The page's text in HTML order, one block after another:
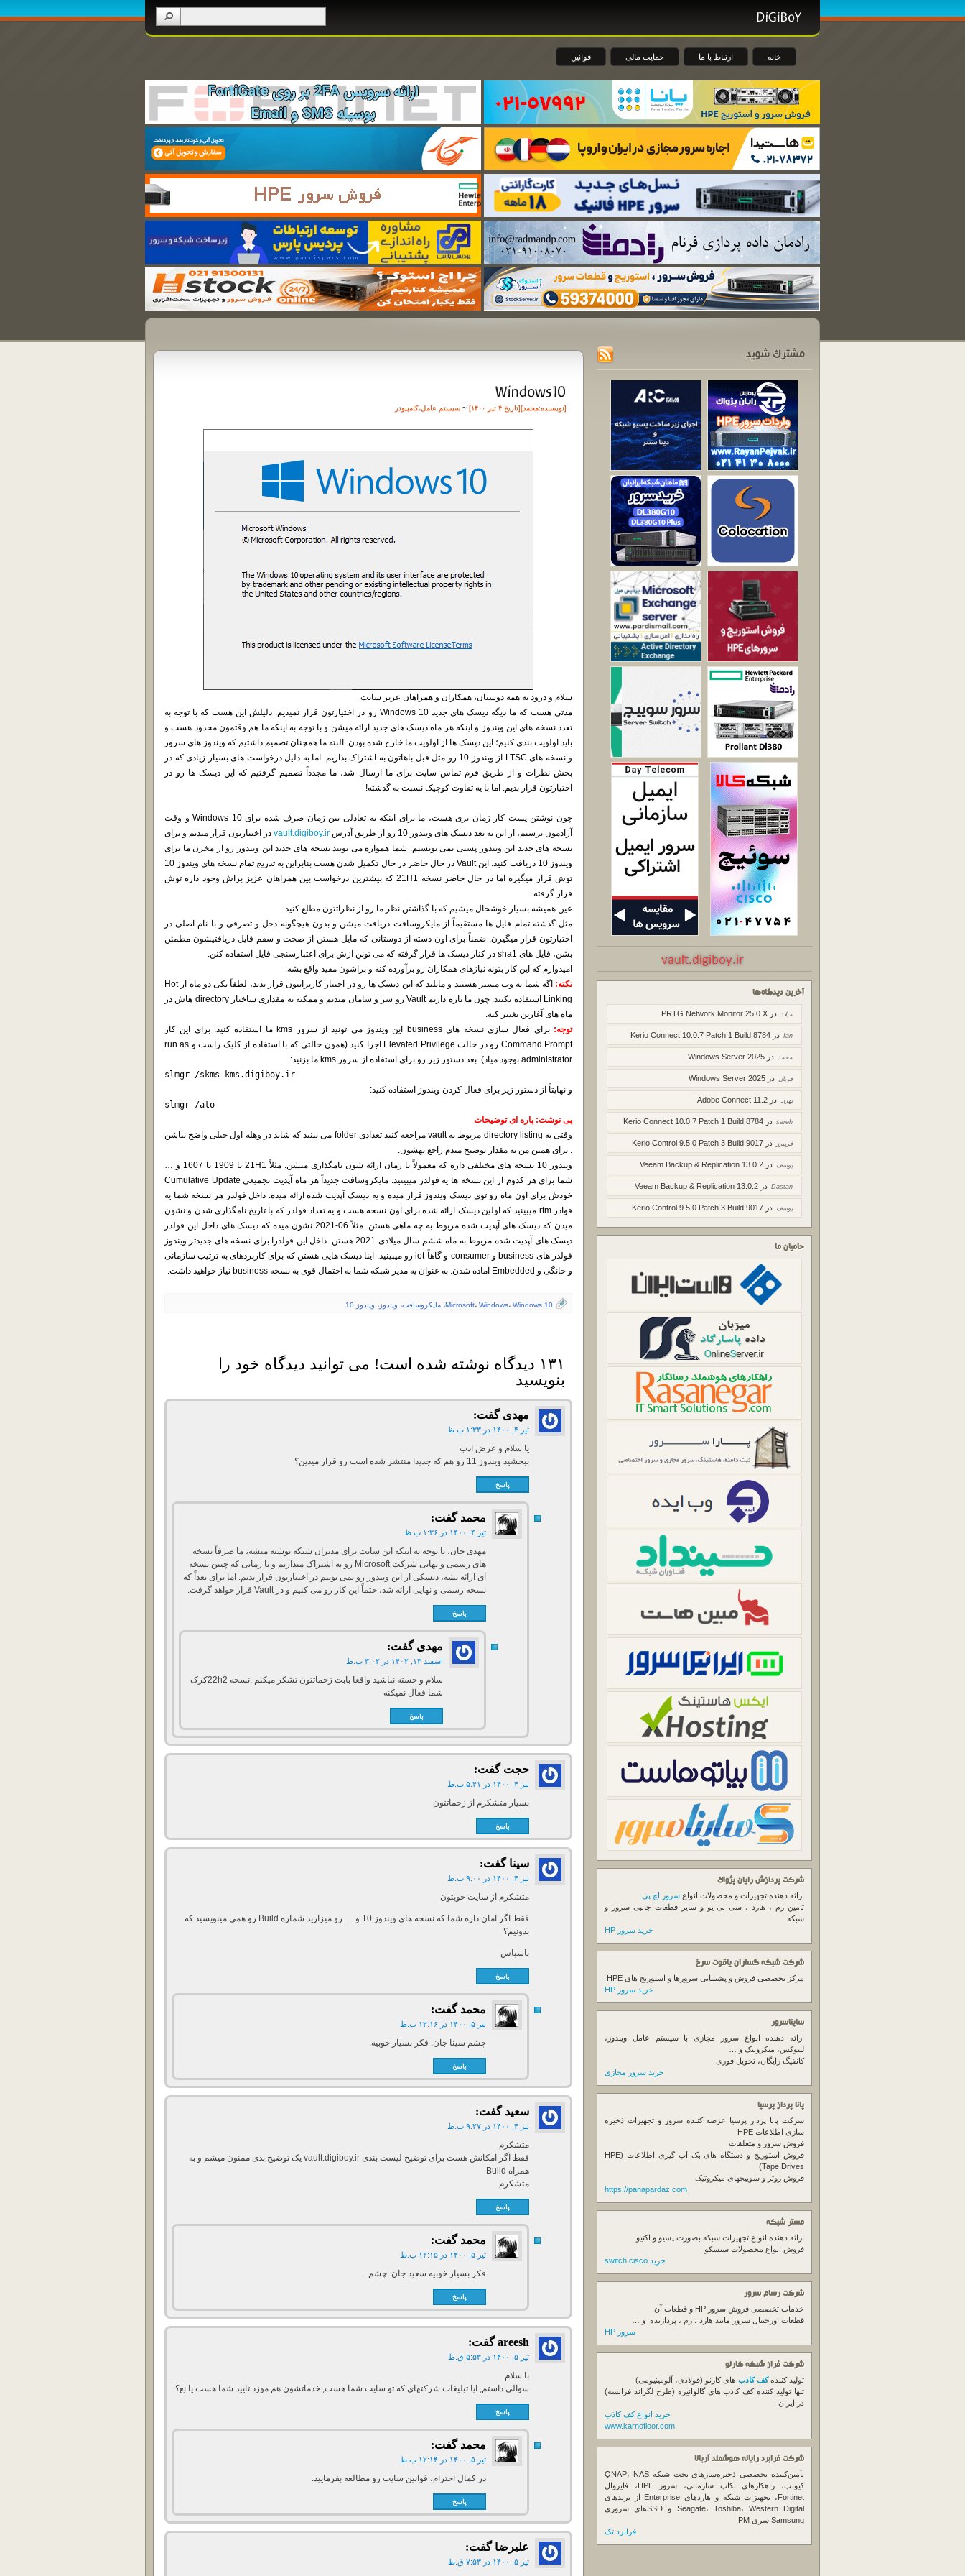
خانه ارتباط با ما حمایت مالی قوانین
آخرین دیدگاه‌ها
میلاد در PRTG Network Monitor 25.0.X
Ian در Kerio Connect 10.0.7 Patch 1 Build 8784
محمد در Windows Server 2025
فریال در Windows Server 2025
بهزاد در Adobe Connect 11.2
sareh در Kerio Connect 10.0.7 Patch 1 Build 8784
فریبرز در Kerio Control 9.5.0 Patch 3 Build 9017
یوسف در Veeam Backup & Replication 13.0.2
Dastan در Veeam Backup & Replication 13.0.2
یوسف در Kerio Control 9.5.0 Patch 3 Build 9017
حامیان ما
شرکت پردازش رایان پژواک
ارائه دهنده تجهیزات و محصولات انواع سرور اچ پی
تامین رم ، هارد ، سی پی یو و سایر قطعات جانبی سرور و
شبکه
خرید سرور HP
شرکت شبکه گستران یاقوت سرخ
مرکز تخصصی فروش و پشتیبانی سرورها و استوریج های HPE
خرید سرور HP
سایناسرور
ارائه دهنده انواع سرور مجازی با سیستم عامل ویندوز،
لینوکس، میکروتیک و …
کانفیگ رایگان، تحویل فوری
خرید سرور مجازی
پانا پرداز پرسیا
شرکت پانا پرداز پرسیا عرضه کننده سرور و تجهیزات ذخیره
سازی اطلاعات HPE
فروش سرور و متعلقات
فروش استوریج و دستگاه های بک آپ گیری اطلاعات (HPE
Tape Drives)
فروش روتر و سوییچهای میکروتیک
https://panapardaz.com
مستر شبکه
ارائه دهنده انواع تجهیزات شبکه بصورت پسیو و اکتیو
فروش انواع محصولات سیسکو
خرید switch cisco
شرکت رسام سرور
خدمات تخصصی فروش سرور
قطعات اورجینال سرور مانند هارد ، رم ، پردازنده و …
سرور HP
شرکت فراز شبکه کارنو
تولید کنندهکف کاذب های کارنو (فولادی، آلومینیومی)
تنها تولید کننده کف کاذب های گالوانیزه (طرح لگراند فرانسه)
در ایران
خرید انواع کف کاذب
www.karnofloor.com
شرکت فرابرد رایانه هوشمند آریانا
تأمین‌کننده تخصصی ذخیره‌سازهای تحت شبکه QNAP، NAS
کیونپ، راهکارهای بکاپ سازمانی، سرور HPE، فایروال
Fortinet، تجهیزات شبکه و هاردهای Enterprise از برندهای
Seagate، Toshiba، Western Digital و SSDهای سروری
Samsung سری PM.
فرابرد تک
[نویسنده:محمد][تاريخ:۴ تیر ۱۴۰۰] ~ سیستم عامل،کامپیوتر
سلام و درود به همه دوستان، همکاران و همراهان عزیز سایت
مدتی هست که ما دیگه دیسک های جدید Windows 10 رو در اختیارتون قرار نمیدیم. دلیلش این هست که با توجه به
تعدد نسخه های این ویندوز و اینکه هر ماه دیسک های جدید ارائه میشن و با توجه به اینکه ما هم وقتمون محدود هست و
باید اولویت بندی کنیم؛ این دیسک ها از اولویت ما خارج شده بودن. البته ما همچنان تصمیم داشتیم که ویندوز های سرور
و نسخه های LTSC از ویندوز 10 رو مثل قبل باهاتون به اشتراک بذاریم. اما به دلیل درخواست های بسیار زیادی که در
بخش نظرات و از طریق فرم تماس سایت برای ما ارسال شد، ما مجدداً تصمیم گرفتیم که این دیسک ها رو در
اختیارتون قرار بدیم. اما با یه تفاوت کوچیک نسبت به گذشته!
چون نوشتن پست کار زمان بری هست، ما برای اینکه به تعادلی بین زمان صرف شده برای Windows 10 و وقت
آزادمون برسیم، از این به بعد دیسک های ویندوز 10 رو از طریق آدرس
vault.digiboy.ir در اختیارتون قرار میدیم و برای
نسخه های جدید این ویندوز پستی نمی نویسیم. شما همواره می تونید نسخه های جدید این ویندوز رو از مخزن ما برای
ویندوز 10 دریافت کنید. این Vault در حال حاضر در حال تکمیل شدن هست بنابراین به تدریج تمام نسخه های ویندوز 10
توش قرار میگیره اما در حال حاضر نسخه 21H1 که بیشترین درخواست بین همراهان عزیز براش وجود داره توش
قرار گرفته.
عین همیشه بسیار خوشحال میشیم که با گذاشتن نظر ما رو از نظراتتون مطلع کنید.
مثل گذشته تمام فایل ها مستقیماً از مایکروسافت دریافت میشن و بدون هیچگونه دخل و تصرفی و با نام اصلی در
اختیارتون قرار میگیرن. ضمناً برای اون دسته از دوستانی که مایل هستن از صحت و سقم فایل دریافتیشون مطمئن
بشن، فایل های sha1 در کنار دیسک ها قرار گرفته که می تونن ازش برای اعتبارسنجی فایل استفاده کنن.
امیدوارم که این کار بتونه نیازهای همکاران رو برآورده کنه و براشون مفید واقع بشه.
نکته:
اگه شما یه وب مستر هستید و مایلید که این دیسک ها رو در اختیار کاربرانتون قرار بدید، لطفاً یکی دو ماه از Hot
Linking استفاده نکنید. چون ما تازه داریم Vault رو سر و سامان میدیم و ممکنه یه مقداری ساختار directory هاش در
ماه های آغازین تغییر کنه.
توجه:
برای فعال سازی نسخه های business این ویندوز می تونید از سرور kms ما استفاده کنید. برای این کار
Command Prompt رو در حالت Elevated Privilege اجرا کنید (همون حالتی که با استفاده از کلیک راست و run as
administrator بوجود میاد). بعد دستور زیر رو برای استفاده از سرور kms ما بزنید:
slmgr /skms kms.digiboy.ir
و نهایتاً از دستور زیر برای فعال کردن ویندوز استفاده کنید:
slmgr /ato
پی نوشت: پاره ای توضیحات
وقتی به directory listing مربوط به vault مراجعه کنید تعدادی folder می بینید که شاید در وهله اول خیلی واضح نباشن
. برای همین من یه مقدار توضیح میدم راجع بهشون.
ویندوز 10 نسخه های مختلفی داره که معمولاً با زمان ارائه شون نامگذاری میشن. مثلاً 21H1 یا 1909 یا 1607 و …
شما برای هر کدوم از این نسخه ها یه فولدر میبینید. مایکروسافت جدیداً هر ماه آپدیت تجمیعی Cumulative Update
خودش برای اون ماه رو توی دیسک ویندوز قرار میده و یه دیسک آپدیت شده ارائه میده. داخل فولدر هر نسخه شما یه
فوادر rtm میبینید که اولین دیسک ارائه شده برای اون نسخه هست و یه تعداد فولدر که با تاریخ نامگذاری شدن و نشون
میدن که دیسک های آپدیت شده مربوط به چه ماهی هستن. مثلاً 06-2021 نشون میده که دیسک های داخل این فولدر
دیسک های آپدیت شده مربوط به ماه ششم سال میلادی 2021 هستن. داخل این فولدرا برای نسخه های جدیدتر ویندوز
فولدر های business و consumer و گاهاً iot رو میبینید. اینا دیسک هایی هستن که برای کاربردهای به ترتیب سازمانی
و خانگی و Embedded آماده شدن. به عنوان یه مدیر شبکه شما به احتمال قوی به نسخه business نیاز خواهید داشت.
Microsoft، Windows، Windows 10 ، مایکروسافت، ویندوز ، ویندوز 10
۱۳۱ دیدگاه نوشته شده است! می توانید دیدگاه خود را
بنویسید
مهدی گفت:
تیر ۴, ۱۴۰۰ در ۱:۳۳ ب.ظ
یا سلام و عرض ادب
ببخشید ویندوز 11 رو هم که جدیدا منتشر شده است رو قرار میدین؟
پاسخ
محمد گفت:
تیر ۴, ۱۴۰۰ در ۱:۳۶ ب.ظ
مهدی جان، با توجه به اینکه این سایت برای مدیران شبکه نوشته میشه، ما صرفاً نسخه
های رسمی و نهایی شرکت Microsoft رو به اشتراک میذاریم و تا زمانی که چنین نسخه
ای ارائه نشه، دیسکی از این ویندوز رو نمی تونیم در اختیارتون قرار بدیم. اما برای بعداً که
نسخه رسمی و نهایی ارائه شد، حتماً این کار رو می کنیم و در Vault قرار خواهد گرفت.
پاسخ
مهدی گفت:
اسفند ۱۳, ۱۴۰۲ در ۳:۰۲ ب.ظ
سلام و خسته نباشید واقعا بابت زحماتتون تشکر میکنم .نسخه 22h2کرک
شما فعال نمیکنه
پاسخ
حجت گفت:
تیر ۴, ۱۴۰۰ در ۵:۴۱ ب.ظ
بسیار متشکرم از زحماتتون
پاسخ
سینا گفت:
تیر ۴, ۱۴۰۰ در ۹:۰۰ ب.ظ
متشکرم از سایت خوبتون
فقط اگر امان داره شما که نسخه های ویندوز 10 و … رو میزارید شماره Build رو همی مینویسید که
بدونیم؟
باسپاس
پاسخ
محمد گفت:
تیر ۵, ۱۴۰۰ در ۱۲:۱۶ ب.ظ
چشم سینا جان. فکر بسیار خوبیه.
پاسخ
سعید گفت:
تیر ۴, ۱۴۰۰ در ۹:۲۷ ب.ظ
متشکرم
فقط آگر امکانش هست برای توضیح لیست بندی vault.digiboy.ir یک توضیح بدی ممنون میشم و به
همراه Build
متشکرم
پاسخ
محمد گفت:
تیر ۵, ۱۴۰۰ در ۱۲:۱۵ ب.ظ
فکر بسیار خوبیه سعید جان. چشم.
پاسخ
areesh گفت:
تیر ۵, ۱۴۰۰ در ۵:۵۳ ق.ظ
با سلام
سوالی داستم, ایا تبلیغات شرکتهای که تو سایت شما هست, خدماتشون هم موزد تایید شما هست یا نع؟
پاسخ
محمد گفت:
تیر ۵, ۱۴۰۰ در ۱۲:۱۴ ب.ظ
در کمال احترام، قوانین سایت رو مطالعه بفرمایید.
پاسخ
علیرضا گفت:
تیر ۵, ۱۴۰۰ در ۷:۵۳ ق.ظ